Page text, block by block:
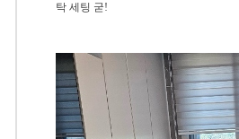
탁 세팅 굳!